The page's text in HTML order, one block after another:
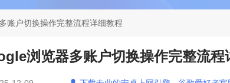
账户切换操作完整流程详细教程
浏览器多账户切换操作完整流程